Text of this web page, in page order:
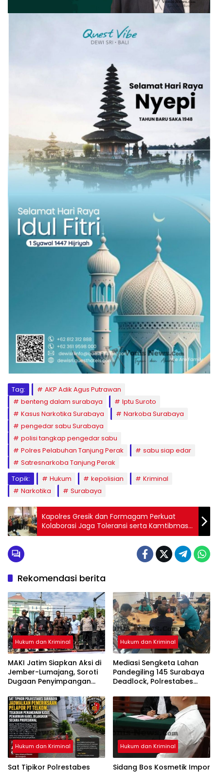
Tag:
AKP Adik Agus Putrawan
benteng dalam surabaya
Iptu Suroto
Kasus Narkotika Surabaya
Narkoba Surabaya
pengedar sabu Surabaya
polisi tangkap pengedar sabu
Polres Pelabuhan Tanjung Perak
sabu siap edar
Satresnarkoba Tanjung Perak
Topik:
Hukum kepolisian
Kriminal
Narkotika
Surabaya
Kapolres Gresik dan Formagam Perkuat
Kolaborasi Jaga Toleransi serta Kamtibmas
di Kota Pudak
Rekomendasi berita
Hukum dan Kriminal
MAKI Jatim Siapkan Aksi di
Jember-Lumajang, Soroti
Dugaan Penyimpangan
Kepala Sekolah ke Jepang
Hukum dan Kriminal
Mediasi Sengketa Lahan
Pandegiling 145 Surabaya
Deadlock, Polrestabes
Kamtibmas
Hukum dan Kriminal
Sat Tipikor Polrestabes
Hukum dan Kriminal
Sidang Bos Kosmetik Impor